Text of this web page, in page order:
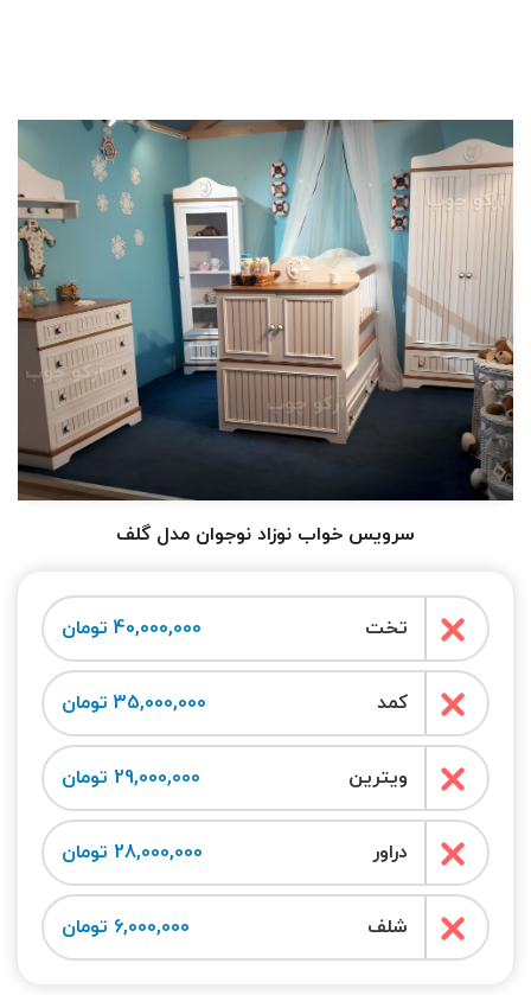
سرویس خواب نوزاد نوجوان مدل گلف
تخت 40,000,000 تومان
کمد 35,000,000 تومان
ویترین 29,000,000 تومان
دراور 28,000,000 تومان
شلف 6,000,000 تومان